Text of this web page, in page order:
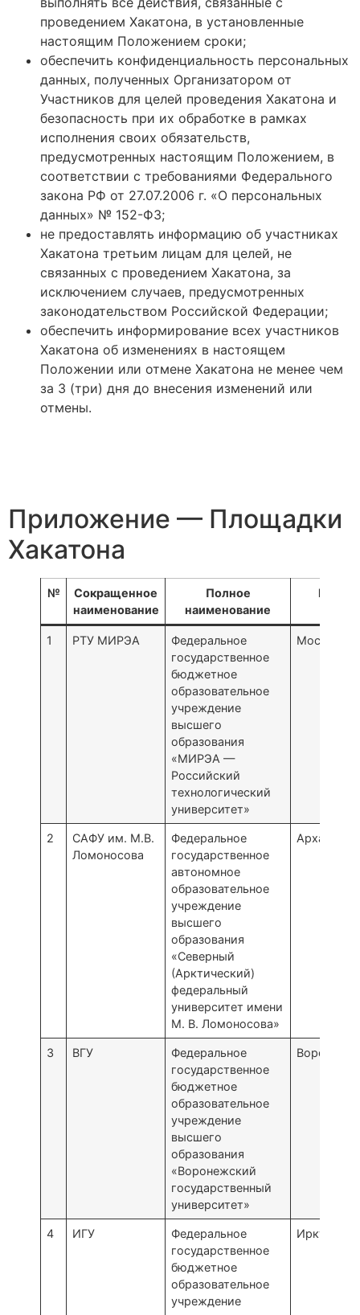
проведением Хакатона, в установленные
настоящим Положением сроки;
обеспечить конфиденциальность персональных
данных, полученных Организатором от
Участников для целей проведения Хакатона и
безопасность при их обработке в рамках
исполнения своих обязательств,
предусмотренных настоящим Положением, в
соответствии с требованиями Федерального
закона РФ от 27.07.2006 г. «О персональных
данных» № 152-ФЗ;
не предоставлять информацию об участниках
Хакатона третьим лицам для целей, не
связанных с проведением Хакатона, за
исключением случаев, предусмотренных
законодательством Российской Федерации;
обеспечить информирование всех участников
Хакатона об изменениях в настоящем
Положении или отмене Хакатона не менее чем
за 3 (три) дня до внесения изменений или
отмены.
Приложение — Площадки
Хакатона
№
Сокращенное
наименование
Полное
наименование
Город
1 РТУ МИРЭА
Федеральное
государственное
бюджетное
образовательное
учреждение
высшего
образования
«МИРЭА —
Российский
технологический
университет»
Москва
2
САФУ им. М.В.
Ломоносова
Федеральное
государственное
автономное
образовательное
учреждение
высшего
образования
«Северный
(Арктический)
федеральный
университет имени
М. В. Ломоносова»
3 ВГУ
Федеральное
государственное
бюджетное
образовательное
учреждение
высшего
образования
«Воронежский
государственный
университет»
Воронеж
4 ИГУ
Федеральное
государственное
бюджетное
образовательное
учреждение
Иркутск